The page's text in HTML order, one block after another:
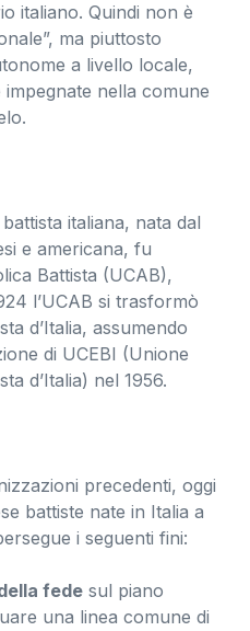
italiano. Quindi non è
ma piuttosto
a livello locale,
nella comune
italiana, nata dal
e americana, fu
Battista (UCAB),
l’UCAB si trasformò
d’Italia, assumendo
di UCEBI (Unione
d’Italia) nel 1956.
precedenti, oggi
battiste nate in Italia a
i seguenti fini:
fede sul piano
una linea comune di